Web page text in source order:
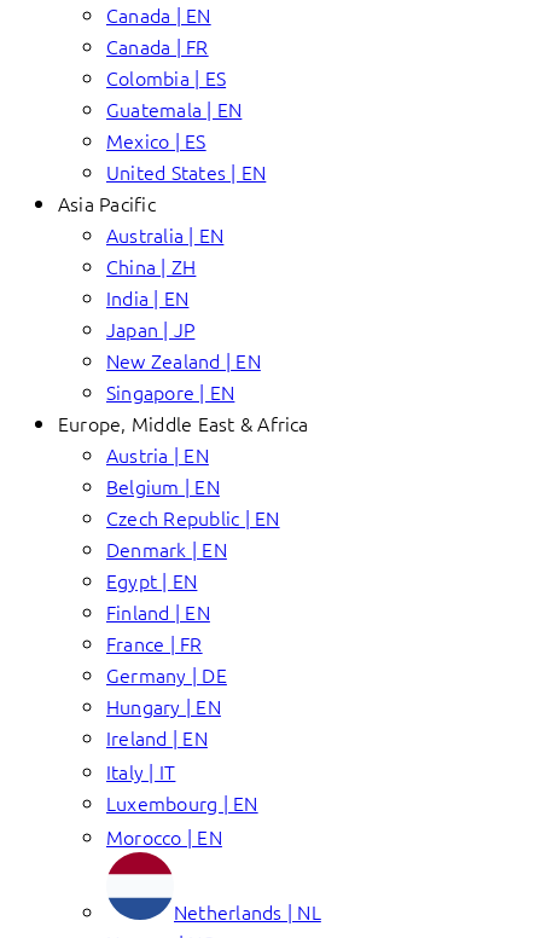
Canada | EN
Canada | FR
Colombia | ES
Guatemala | EN
Mexico | ES
United States | EN
Asia Pacific
Australia | EN
China | ZH
India | EN
Japan | JP
New Zealand | EN
Singapore | EN
Europe, Middle East & Africa
Austria | EN
Belgium | EN
Czech Republic | EN
Denmark | EN
Egypt | EN
Finland | EN
France | FR
Germany | DE
Hungary | EN
Ireland | EN
Italy | IT
Luxembourg | EN
Morocco | EN
Netherlands | NL